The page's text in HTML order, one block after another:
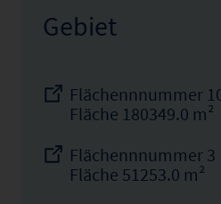
Gebiet
Flächennnummer
Fläche 180349.0 m²
Flächennnummer
Fläche 51253.0 m²